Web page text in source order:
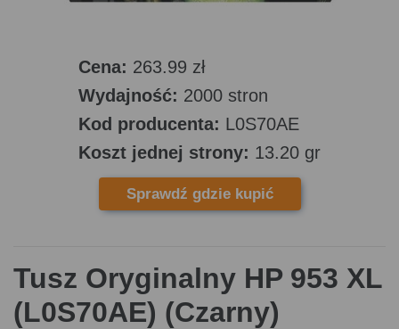
Cena: 263.99 zł
Wydajność: 2000 stron
Kod producenta: L0S70AE
Koszt jednej strony: 13.20 gr
Sprawdź gdzie kupić
Tusz Oryginalny HP 953 XL
(L0S70AE) (Czarny)